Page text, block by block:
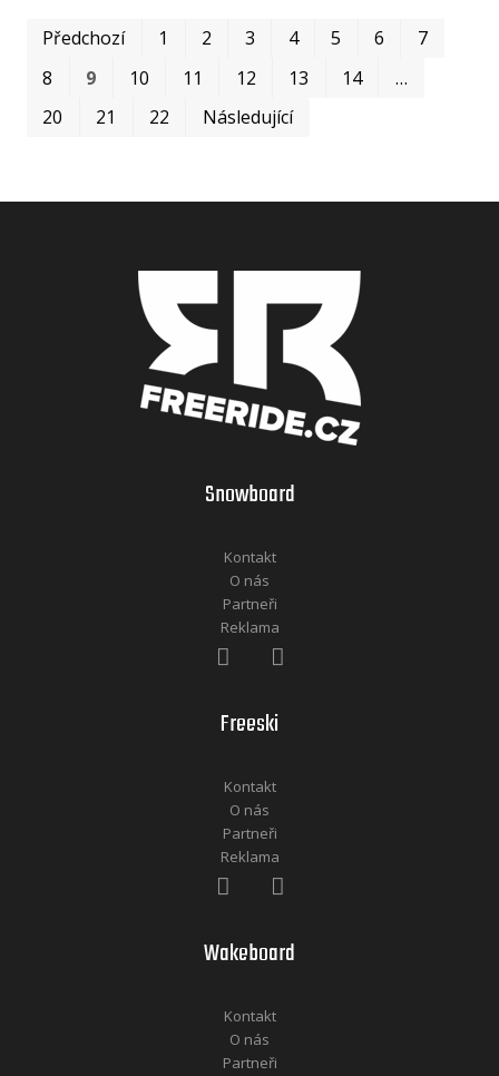
Předchozí 1 2 3 4 5 6
7
8
9 10 11 12 13 14
…
20
21 22 Následující
Snowboard
Kontakt
O nás
Partneři
Reklama
Freeski
Kontakt
O nás
Partneři
Reklama
Wakeboard
Kontakt
O nás
Partneři